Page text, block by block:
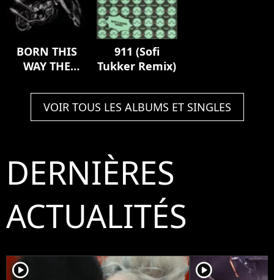
BORN THIS
WAY THE
ANNIVERSARY
911 (Sofi
Tukker Remix)
VOIR TOUS LES ALBUMS ET SINGLES
DERNIÈRES
ACTUALITÉS
player2 player2